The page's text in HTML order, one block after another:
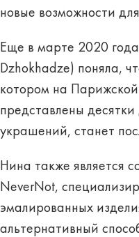
новые возможности
Еще в марте 2020
Dzhokhadze) поняла,
котором на
представлены
украшений, станет
Нина также является
NeverNot,
эмалированных
альтернативный